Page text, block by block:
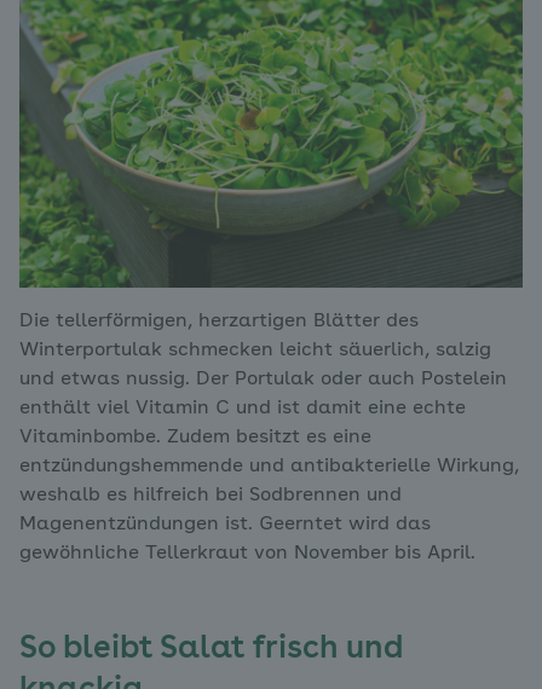
Die tellerförmigen, herzartigen Blätter des
Winterportulak schmecken leicht säuerlich, salzig
und etwas nussig. Der Portulak oder auch Postelein
enthält viel Vitamin C und ist damit eine echte
Vitaminbombe. Zudem besitzt es eine
entzündungshemmende und antibakterielle Wirkung,
weshalb es hilfreich bei Sodbrennen und
Magenentzündungen ist. Geerntet wird das
gewöhnliche Tellerkraut von November bis April.
So bleibt Salat frisch und